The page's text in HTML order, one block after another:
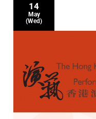
14
May
(Wed)